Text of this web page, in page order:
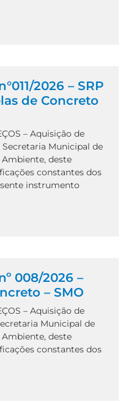
2026 – SRP
de Concreto
– Aquisição de
Secretaria Municipal de
deste
constantes dos
instrumento
008/2026 –
– SMO
– Aquisição de
Municipal de
deste
constantes dos